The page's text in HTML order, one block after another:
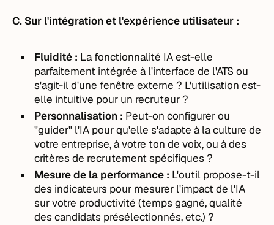
C. Sur l'intégration et l'expérience utilisateur :
Fluidité : La fonctionnalité IA est-elle
parfaitement intégrée à l'interface de l'ATS ou
s'agit-il d'une fenêtre externe ? L'utilisation est-
elle intuitive pour un recruteur ?
Personnalisation : Peut-on configurer ou
"guider" l'IA pour qu'elle s'adapte à la culture de
votre entreprise, à votre ton de voix, ou à des
critères de recrutement spécifiques ?
Mesure de la performance : L'outil propose-t-il
des indicateurs pour mesurer l'impact de l'IA
sur votre productivité (temps gagné, qualité
des candidats présélectionnés, etc.) ?